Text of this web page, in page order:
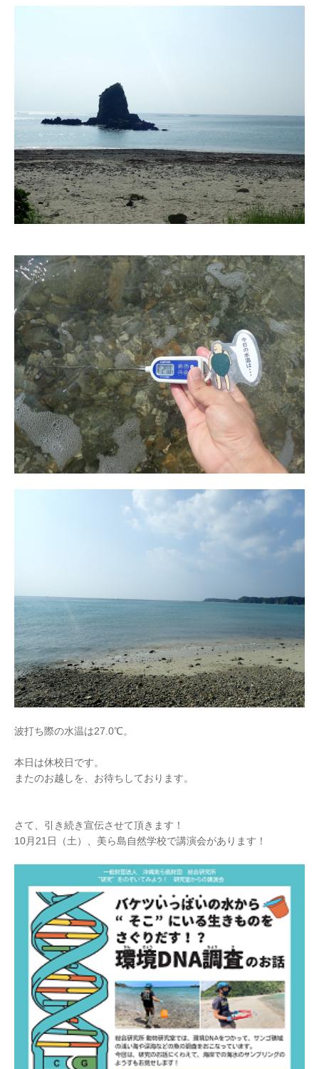
波打ち際の水温は27.0℃。
本日は休校日です。
またのお越しを、お待ちしております。
さて、引き続き宣伝させて頂きます！
10月21日（土）、美ら島自然学校で講演会があります！